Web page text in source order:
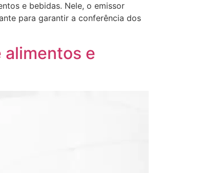
e bebidas. Nele, o emissor
para garantir a conferência dos
alimentos e